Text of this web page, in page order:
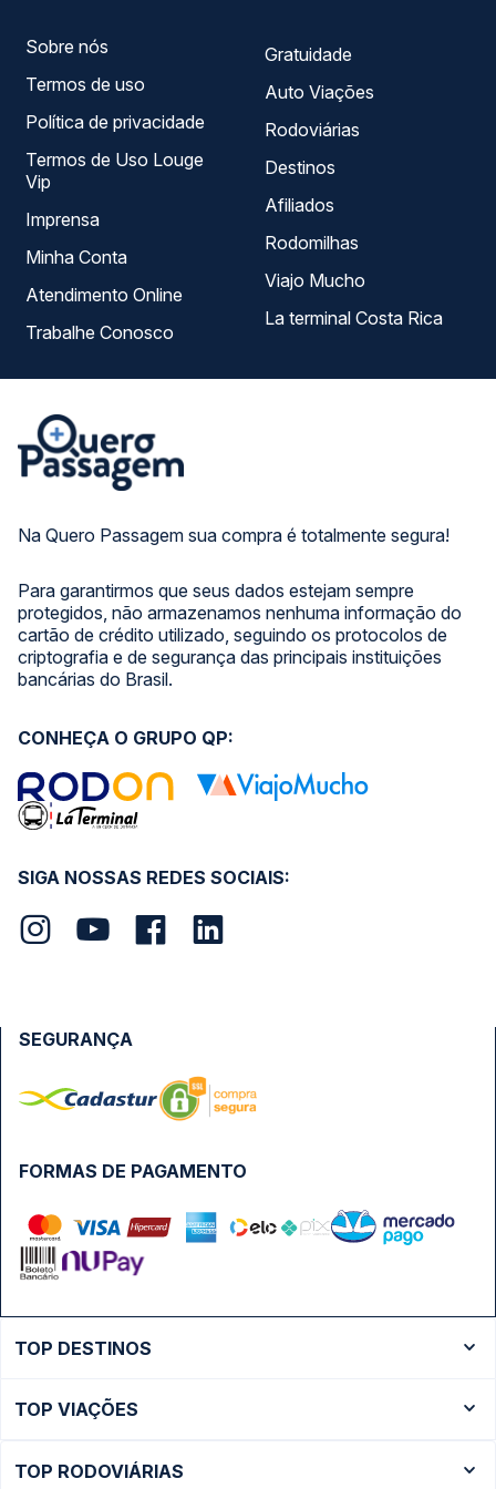
Na Quero Passagem sua compra é totalmente segura!
Para garantirmos que seus dados estejam sempre
protegidos, não armazenamos nenhuma informação do
cartão de crédito utilizado, seguindo os protocolos de
criptografia e de segurança das principais instituições
bancárias do Brasil.
Sobre nós
Termos de uso
Política de privacidade
Termos de Uso Louge
Vip
Imprensa
Minha Conta
Atendimento Online
Trabalhe Conosco
Gratuidade
Auto Viações
Rodoviárias
Destinos
Afiliados
Rodomilhas
Viajo Mucho
La terminal Costa Rica
SIGA NOSSAS REDES SOCIAIS:
CONHEÇA O GRUPO QP:
FORMAS DE PAGAMENTO
SEGURANÇA
TOP DESTINOS
Ônibus São Paulo
TOP VIAÇÕES
TOP RODOVIÁRIAS